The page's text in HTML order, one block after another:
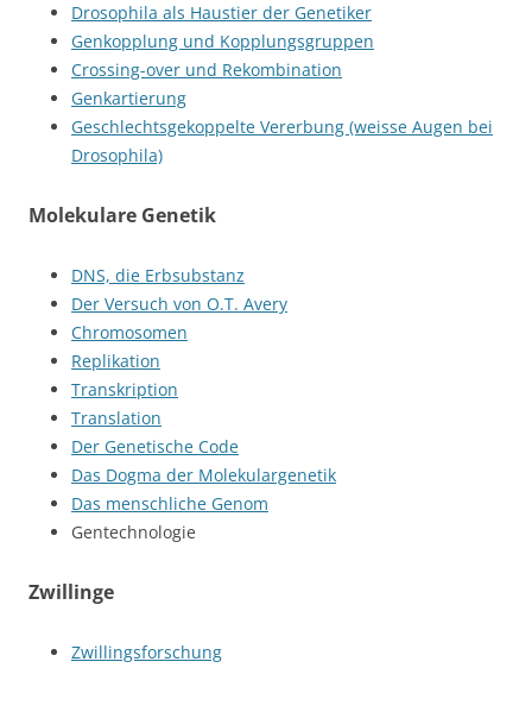
Drosophila als Haustier der Genetiker
Genkopplung und Kopplungsgruppen
Crossing-over und Rekombination
Genkartierung
Geschlechtsgekoppelte Vererbung (weisse Augen bei
Drosophila)
Molekulare Genetik
DNS, die Erbsubstanz
Der Versuch von O.T. Avery
Chromosomen
Replikation
Transkription
Translation
Der Genetische Code
Das Dogma der Molekulargenetik
Das menschliche Genom
Gentechnologie
Zwillinge
Zwillingsforschung